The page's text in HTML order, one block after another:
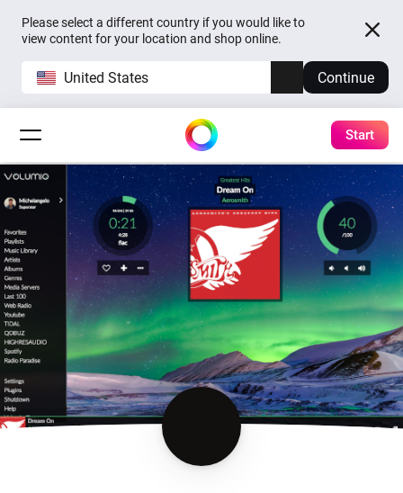
Please select a different country if you would like to
view content for your location and shop online.
United States Continue
Start